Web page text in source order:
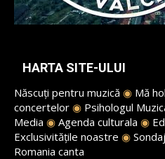
HARTA SITE-ULUI
Născuți pentru muzică ◉ Mă
concertelor ◉ Psihologul
Media ◉ Agenda culturala ◉
Exclusivitățile noastre ◉
Romania canta